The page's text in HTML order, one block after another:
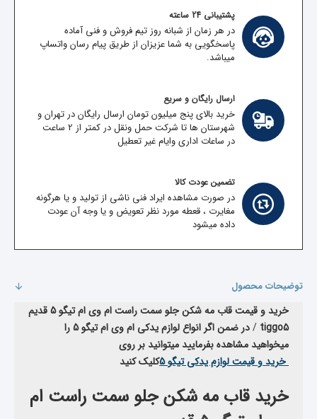
پشتیبانی 24 ساعته
در هر زمان از شبانه روز تیم فروش و فنی آماده
پاسخگویی به شما عزیزان از طریق پیام رسان واتساپ
میباشد.
ارسال رایگان و سریع
خرید بالای پنج میلیون تومان ارسال رایگان در تهران و
شهرستان ها تا شرکت حمل ونقل در کمتر از 2 ساعت
در ساعات اداری وایام غیر تعطیل
تضمین عودت کالا
در صورت مشاهده ایراد فنی ناشی از تولید و یا هرگونه
مغایرت ، قعطه مورد نظر تعویض و یا وجه آن عودت
داده میشود
توضیحات محصول
خرید و قیمت قاب مه شکن جلو سمت راست ام وی ام تیگو 5 قدیم
tiggo5
/
در ضمن اگر انواع لوازم یدکی ام وی ام تیگو 5 را
میخواهید مشاهده بفرمایید میتوانید بر روی
خرید و قیمت لوازم یدکی تیگو 5 کلیک کنید
خرید قاب مه شکن جلو سمت راست ام